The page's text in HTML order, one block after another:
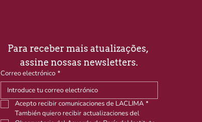
Para receber mais atualizações,
assine nossas newsletters.
Correo electrónico *
Acepto recibir comunicaciones de LACLIMA *
También quiero recibir actualizaciones del